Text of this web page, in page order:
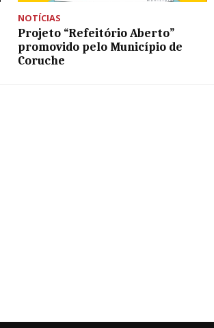
NOTÍCIAS
Projeto “Refeitório Aberto”
promovido pelo Município de
Coruche